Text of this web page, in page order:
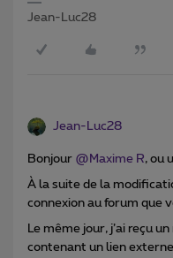
Jean-Luc28
Jean-Luc28
Bonjour ​ @Maxime R, ou
À la suite de la
connexion au forum que
Le même jour, j’ai reçu
contenant un lien